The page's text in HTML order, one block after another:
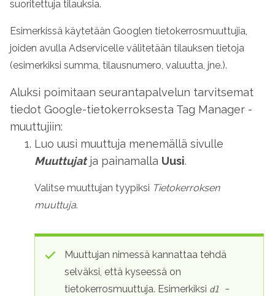
suoritettuja tilauksia.
Esimerkissä käytetään Googlen tietokerrosmuuttujia,
joiden avulla Adservicelle välitetään tilauksen tietoja
(esimerkiksi summa, tilausnumero, valuutta, jne.).
Aluksi poimitaan seurantapalvelun tarvitsemat
tiedot Google-tietokerroksesta Tag Manager -
muuttujiin:
Luo uusi muuttuja menemällä sivulle
Muuttujatja painamalla Uusi.
Valitse muuttujan tyypiksi Tietokerroksen
muuttuja.
Muuttujan nimessä kannattaa tehdä
selväksi, että kyseessä on
tietokerrosmuuttuja. Esimerkiksi dl –